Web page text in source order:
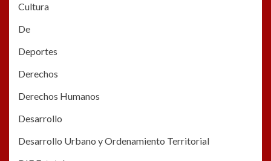
Cultura
De
Deportes
Derechos
Derechos Humanos
Desarrollo
Desarrollo Urbano y Ordenamiento Territorial